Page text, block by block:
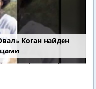
Коган найден